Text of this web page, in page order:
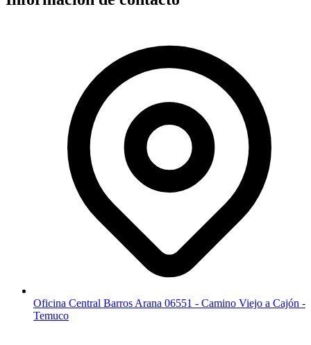
Oficina Central Barros Arana 06551 - Camino Viejo a Cajón -
Temuco